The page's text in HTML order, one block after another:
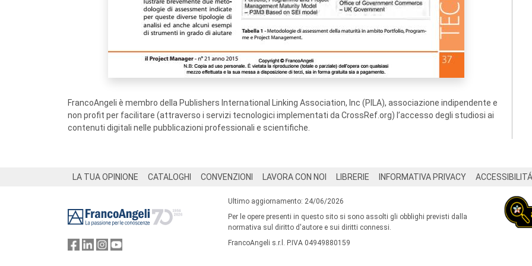
FrancoAngeli è membro della Publishers International Linking Association, Inc (PILA), associazione indipendente e
non profit per facilitare (attraverso i servizi tecnologici implementati da CrossRef.org) l’accesso degli studiosi ai
contenuti digitali nelle pubblicazioni professionali e scientifiche.
LA TUA OPINIONE CATALOGHI CONVENZIONI LAVORA CON NOI LIBRERIE INFORMATIVA PRIVACY ACCESSIBILITÁ
Ultimo aggiornamento: 24/06/2026
Per le opere presenti in questo sito si sono assolti gli obblighi previsti dalla
normativa sul diritto d'autore e sui diritti connessi.
FrancoAngeli s.r.l. P.IVA 04949880159